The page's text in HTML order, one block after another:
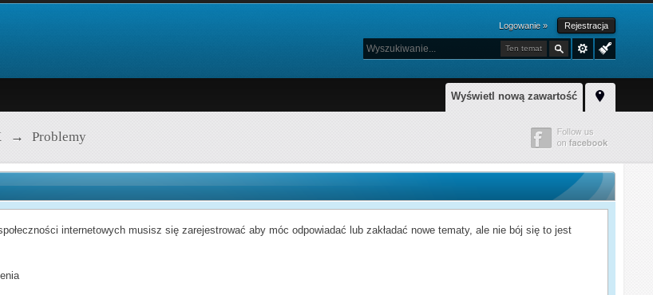
Logowanie » Rejestracja
Ten temat
Wyświetl nową zawartość
→ Problemy
internetowych musisz się zarejestrować aby móc odpowiadać lub zakładać nowe tematy, ale nie bój się to jest